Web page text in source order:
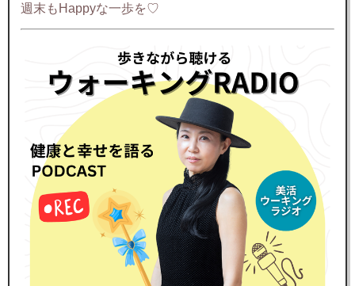
週末もHappyな一歩を♡